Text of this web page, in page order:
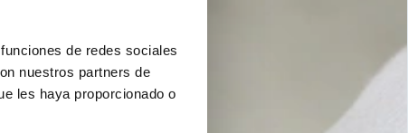
de redes sociales
nuestros partners de
les haya proporcionado o